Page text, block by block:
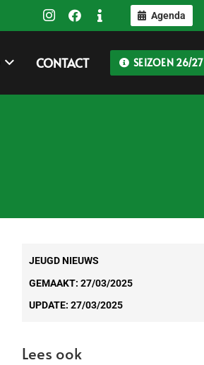
Agenda
CONTACT SEIZOEN 26/27
JEUGD NIEUWS
GEMAAKT: 27/03/2025
UPDATE: 27/03/2025
Lees ook